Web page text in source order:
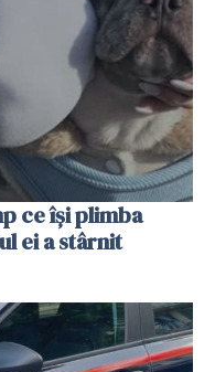
ce își plimba
ei a stârnit